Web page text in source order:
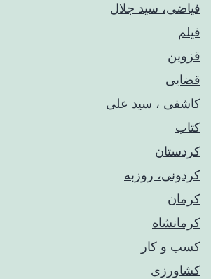
فیاضی، سید جلال
فیلم
قزوین
قضایی
کاشفی ، سید علی
کتاب
کردستان
کردونی، روزبه
کرمان
کرمانشاه
کسب و کار
کشاورزی